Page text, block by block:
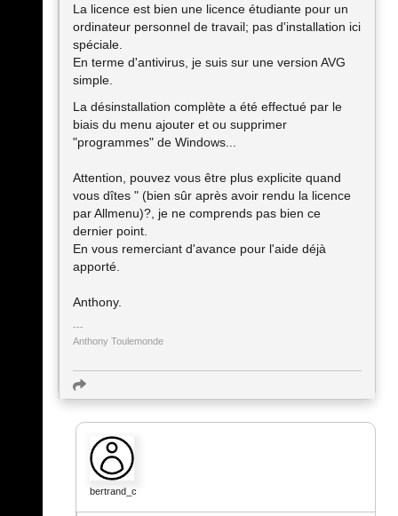
La licence est bien une licence étudiante pour un
ordinateur personnel de travail; pas d'installation ici
spéciale.
En terme d'antivirus, je suis sur une version AVG
simple.
La désinstallation complète a été effectué par le
biais du menu ajouter et ou supprimer
"programmes" de Windows...
Attention, pouvez vous être plus explicite quand
vous dîtes " (bien sûr après avoir rendu la licence
par Allmenu)?, je ne comprends pas bien ce
dernier point.
En vous remerciant d'avance pour l'aide déjà
apporté.
Anthony.
Anthony Toulemonde
bertrand_c